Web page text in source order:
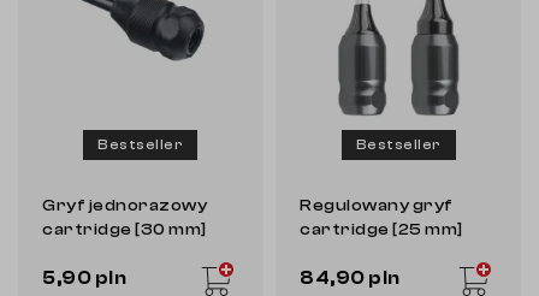
Bestseller
Gryf jednorazowy
cartridge [30 mm]
5,90 pln
Bestseller
Regulowany gryf
cartridge [25 mm]
84,90 pln